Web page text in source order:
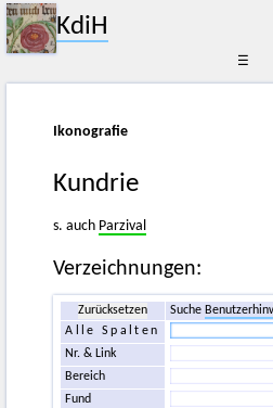
KdiH
☰
Ikonografie
Kundrie
s. auch Parzival
Verzeichnungen:
Zurücksetzen Suche
Alle Spalten
Nr. & Link
Bereich
Fund